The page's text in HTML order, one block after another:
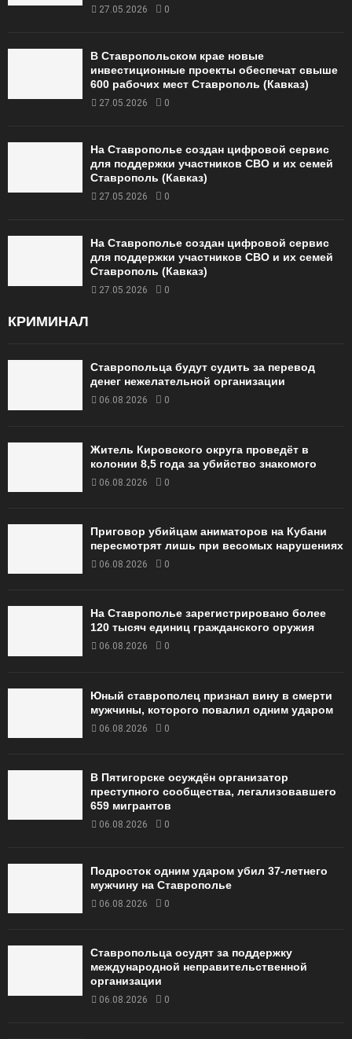
27.05.2026 0
В Ставропольском крае новые
инвестиционные проекты обеспечат свыше
600 рабочих мест Ставрополь (Кавказ)
27.05.2026 0
На Ставрополье создан цифровой сервис
для поддержки участников СВО и их семей
Ставрополь (Кавказ)
27.05.2026 0
На Ставрополье создан цифровой сервис
для поддержки участников СВО и их семей
Ставрополь (Кавказ)
27.05.2026 0
КРИМИНАЛ
Ставропольца будут судить за перевод
денег нежелательной организации
06.08.2026 0
Житель Кировского округа проведёт в
колонии 8,5 года за убийство знакомого
06.08.2026 0
Приговор убийцам аниматоров на Кубани
пересмотрят лишь при весомых нарушениях
06.08.2026 0
На Ставрополье зарегистрировано более
120 тысяч единиц гражданского оружия
06.08.2026 0
Юный ставрополец признал вину в смерти
мужчины, которого повалил одним ударом
06.08.2026 0
В Пятигорске осуждён организатор
преступного сообщества, легализовавшего
659 мигрантов
06.08.2026 0
Подросток одним ударом убил 37-летнего
мужчину на Ставрополье
06.08.2026 0
Ставропольца осудят за поддержку
международной неправительственной
организации
06.08.2026 0